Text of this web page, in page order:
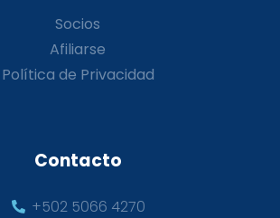
Socios
Afiliarse
Política de Privacidad
Contacto
+502 5066 4270